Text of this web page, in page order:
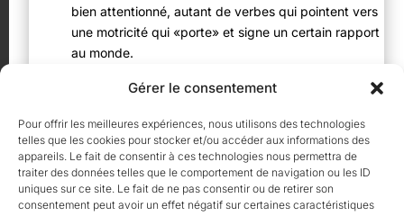
Gérer le consentement
Pour offrir les meilleures expériences, nous utilisons des technologies
telles que les cookies pour stocker et/ou accéder aux informations des
appareils. Le fait de consentir à ces technologies nous permettra de
traiter des données telles que le comportement de navigation ou les ID
uniques sur ce site. Le fait de ne pas consentir ou de retirer son
consentement peut avoir un effet négatif sur certaines caractéristiques
bien attentionné, autant de verbes qui pointent vers
une motricité qui «porte» et signe un certain rapport
au monde.
Au cours de ces 5 jours, nous nous proposons
d’expérimenter que l’attention est finalement moins
un processus individuel qu’une manière de
relationner. Et cela nous demande humblement
d’apprendre à redistribuer nos attentions